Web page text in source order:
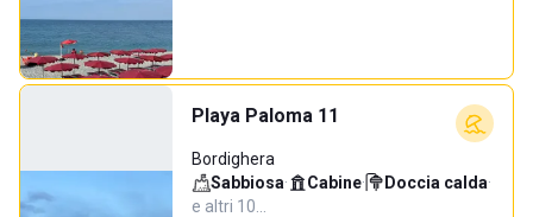
Playa Paloma 11
Bordighera
Sabbiosa· Cabine· Doccia calda·
e altri 10…